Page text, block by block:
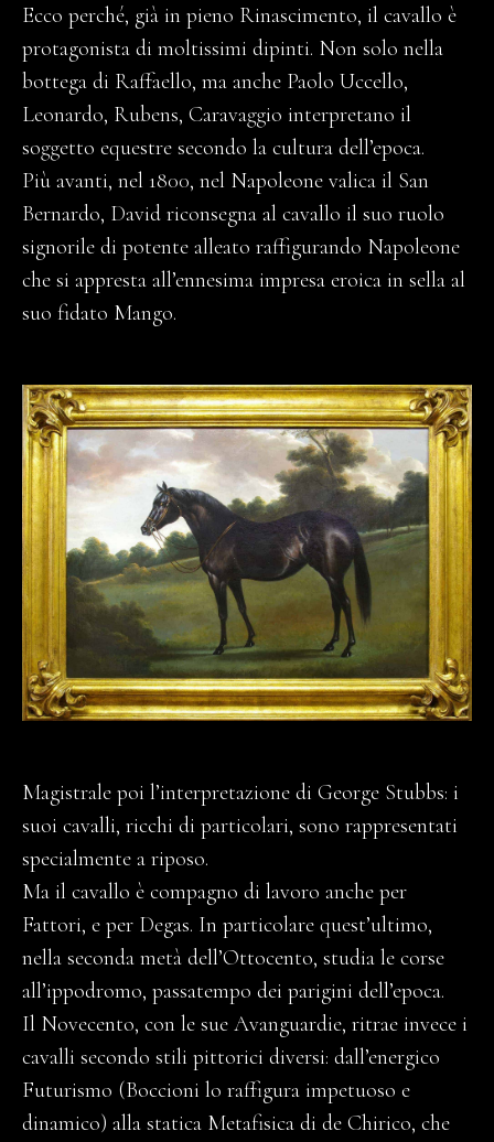
Ecco perché, già in pieno Rinascimento, il cavallo è
protagonista di moltissimi dipinti. Non solo nella
bottega di Raffaello, ma anche Paolo Uccello,
Leonardo, Rubens, Caravaggio interpretano il
soggetto equestre secondo la cultura dell’epoca.
Più avanti, nel 1800, nel Napoleone valica il San
Bernardo, David riconsegna al cavallo il suo ruolo
signorile di potente alleato raffigurando Napoleone
che si appresta all’ennesima impresa eroica in sella al
suo fidato Mango.
Magistrale poi l’interpretazione di George Stubbs: i
suoi cavalli, ricchi di particolari, sono rappresentati
specialmente a riposo.
Ma il cavallo è compagno di lavoro anche per
Fattori, e per Degas. In particolare quest’ultimo,
nella seconda metà dell’Ottocento, studia le corse
all’ippodromo, passatempo dei parigini dell’epoca.
Il Novecento, con le sue Avanguardie, ritrae invece i
cavalli secondo stili pittorici diversi: dall’energico
Futurismo (Boccioni lo raffigura impetuoso e
dinamico) alla statica Metafisica di de Chirico, che